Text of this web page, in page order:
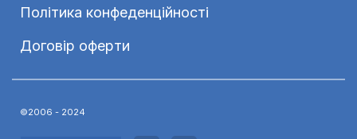
Політика конфеденційності
Договір оферти
©2006 - 2024